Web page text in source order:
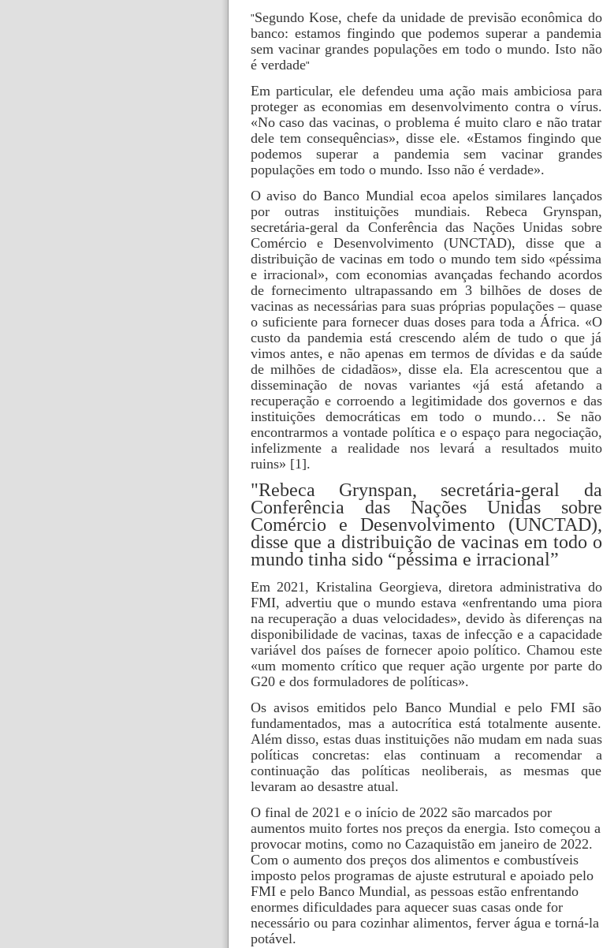
Segundo Kose, chefe da unidade de previsão econômica do
banco: estamos fingindo que podemos superar a pandemia
sem vacinar grandes populações em todo o mundo. Isto não
é verdade
Em particular, ele defendeu uma ação mais ambiciosa para
proteger as economias em desenvolvimento contra o vírus.
«No caso das vacinas, o problema é muito claro e não tratar
dele tem consequências», disse ele. «Estamos fingindo que
podemos superar a pandemia sem vacinar grandes
populações em todo o mundo. Isso não é verdade».
O aviso do Banco Mundial ecoa apelos similares lançados
por outras instituições mundiais. Rebeca Grynspan,
secretária-geral da Conferência das Nações Unidas sobre
Comércio e Desenvolvimento (UNCTAD), disse que a
distribuição de vacinas em todo o mundo tem sido «péssima
e irracional», com economias avançadas fechando acordos
de fornecimento ultrapassando em 3 bilhões de doses de
vacinas as necessárias para suas próprias populações – quase
o suficiente para fornecer duas doses para toda a África. «O
custo da pandemia está crescendo além de tudo o que já
vimos antes, e não apenas em termos de dívidas e da saúde
de milhões de cidadãos», disse ela. Ela acrescentou que a
disseminação de novas variantes «já está afetando a
recuperação e corroendo a legitimidade dos governos e das
instituições democráticas em todo o mundo… Se não
encontrarmos a vontade política e o espaço para negociação,
infelizmente a realidade nos levará a resultados muito
ruins» [1].
"Rebeca Grynspan, secretária-geral da
Conferência das Nações Unidas sobre
Comércio e Desenvolvimento (UNCTAD),
disse que a distribuição de vacinas em todo o
mundo tinha sido “péssima e irracional”
Em 2021, Kristalina Georgieva, diretora administrativa do
FMI, advertiu que o mundo estava «enfrentando uma piora
na recuperação a duas velocidades», devido às diferenças na
disponibilidade de vacinas, taxas de infecção e a capacidade
variável dos países de fornecer apoio político. Chamou este
«um momento crítico que requer ação urgente por parte do
G20 e dos formuladores de políticas».
Os avisos emitidos pelo Banco Mundial e pelo FMI são
fundamentados, mas a autocrítica está totalmente ausente.
Além disso, estas duas instituições não mudam em nada suas
políticas concretas: elas continuam a recomendar a
continuação das políticas neoliberais, as mesmas que
levaram ao desastre atual.
O final de 2021 e o início de 2022 são marcados por
aumentos muito fortes nos preços da energia. Isto começou a
provocar motins, como no Cazaquistão em janeiro de 2022.
Com o aumento dos preços dos alimentos e combustíveis
imposto pelos programas de ajuste estrutural e apoiado pelo
FMI e pelo Banco Mundial, as pessoas estão enfrentando
enormes dificuldades para aquecer suas casas onde for
necessário ou para cozinhar alimentos, ferver água e torná-la
potável.